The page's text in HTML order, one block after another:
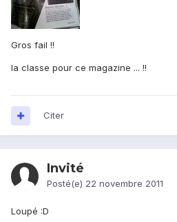
Gros fail !!
la classe pour ce magazine ... !!
Citer
Invité
Posté(e) 22 novembre 2011
Loupé :D